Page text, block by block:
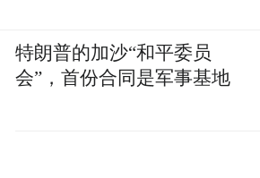
特朗普的加沙“和平委员
会”，首份合同是军事基地